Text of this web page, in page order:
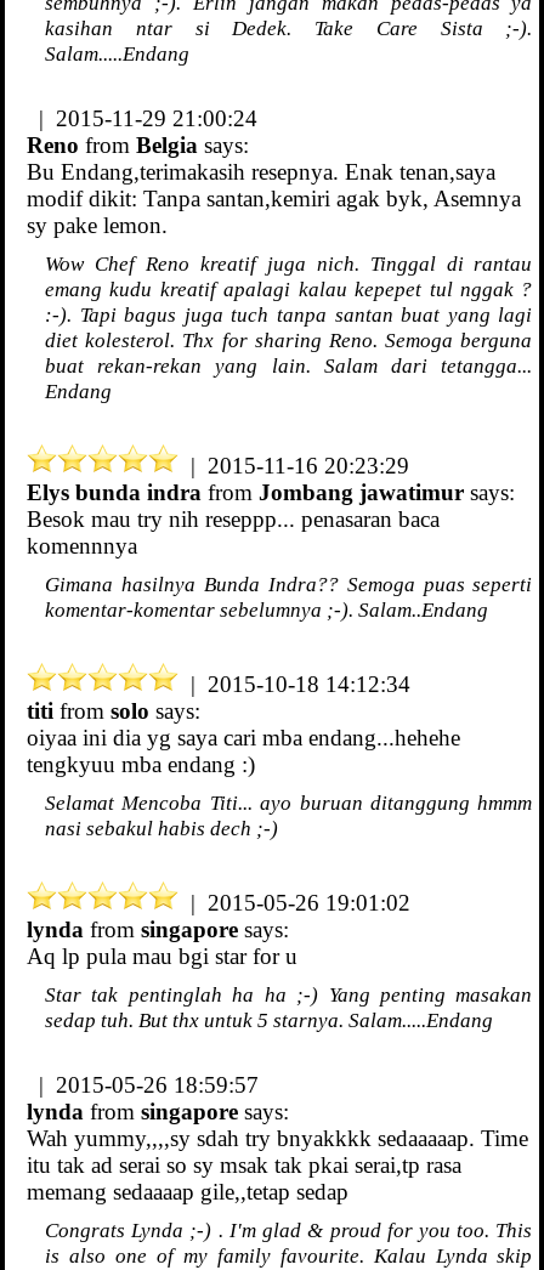
kasihan ntar si Dedek. Take Care Sista ;-).
Salam.....Endang
| 2015-11-29 21:00:24
Reno from Belgia says:
Bu Endang,terimakasih resepnya. Enak tenan,saya
modif dikit: Tanpa santan,kemiri agak byk, Asemnya
sy pake lemon.
Wow Chef Reno kreatif juga nich. Tinggal di rantau
emang kudu kreatif apalagi kalau kepepet tul nggak ?
:-). Tapi bagus juga tuch tanpa santan buat yang lagi
diet kolesterol. Thx for sharing Reno. Semoga berguna
buat rekan-rekan yang lain. Salam dari tetangga...
Endang
| 2015-11-16 20:23:29
Elys bunda indra from Jombang jawatimur says:
Besok mau try nih reseppp... penasaran baca
komennnya
Gimana hasilnya Bunda Indra?? Semoga puas seperti
komentar-komentar sebelumnya ;-). Salam..Endang
| 2015-10-18 14:12:34
titi from solo says:
oiyaa ini dia yg saya cari mba endang...hehehe
tengkyuu mba endang :)
Selamat Mencoba Titi... ayo buruan ditanggung hmmm
nasi sebakul habis dech ;-)
| 2015-05-26 19:01:02
lynda from singapore says:
Aq lp pula mau bgi star for u
Star tak pentinglah ha ha ;-) Yang penting masakan
sedap tuh. But thx untuk 5 starnya. Salam.....Endang
| 2015-05-26 18:59:57
lynda from singapore says:
Wah yummy,,,,sy sdah try bnyakkkk sedaaaaap. Time
itu tak ad serai so sy msak tak pkai serai,tp rasa
memang sedaaaap gile,,tetap sedap
Congrats Lynda ;-) . I'm glad & proud for you too. This
is also one of my family favourite. Kalau Lynda skip